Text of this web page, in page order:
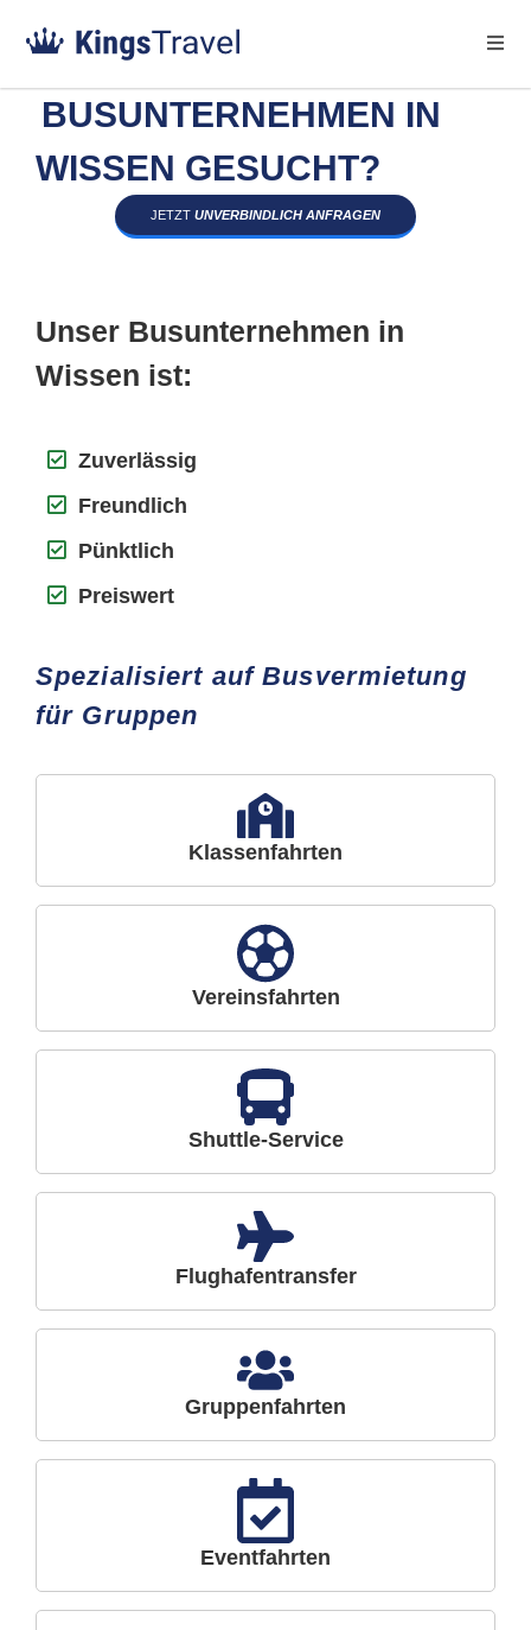
BUSUNTERNEHMEN IN
WISSEN GESUCHT?
JETZT UNVERBINDLICH ANFRAGEN
Unser Busunternehmen in
Wissen ist:
Zuverlässig
Freundlich
Pünktlich
Preiswert
Spezialisiert auf Busvermietung
für Gruppen
Klassenfahrten
Vereinsfahrten
Shuttle-Service
Flughafentransfer
Gruppenfahrten
Eventfahrten